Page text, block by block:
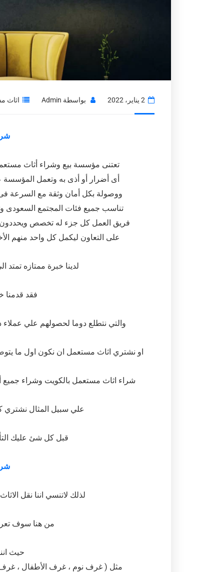
2 يناير، 2022 بواسطة Admin اثاث
تعتنى مؤسسة بيع وشراء أثاث
أى أضرار أو أذى به وتعمل المؤسسة
ووصولة بكل أمان وثقة مع السرعة فى
تناسب جميع فئات المجتمع السعودى
فريق العمل كل جزء له تخصص ويحددون
على التعاون ليكمل كل واحد منهم
لدينا خبرة ممتازه تمتد الي 20 سنه خبره في شراء اثاث مستعمل
فقد قدمنا
والتي نتطلع دوما لحصولهم علي
او نشتري اثاث مستعمل ان نكون اول ما
شراء اثاث مستعمل بالكويت وشراء جميع
علي سبيل المثال نشتري
قبل كل شئ عليك
لذلك لاتنسي اننا نقل
من هنا سوف
حيث
مثل ( غرف نوم ، غرف الأطفال ، غرف